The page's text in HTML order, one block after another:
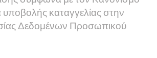
υποβολής καταγγελίας στην
Δεδομένων Προσωπικού